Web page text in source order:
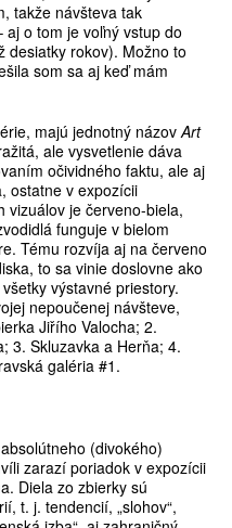
takže návšteva tak
o tom je voľný vstup do
desiatky rokov). Možno to
som sa aj keď mám
majú jednotný názovArt
ale vysvetlenie dáva
očividného faktu, ale aj
ostatne v expozícii
vizuálov je červeno-biela,
funguje v bielom
Tému rozvíja aj na červeno
to sa vinie doslovne ako
výstavné priestory.
nepoučenej návšteve,
Jiřího Valocha; 2.
3. Skluzavka a Herňa; 4.
galéria #1.
(divokého)
zarazí poriadok v expozícii
Diela zo zbierky sú
t. j. tendencií, „slohov“,